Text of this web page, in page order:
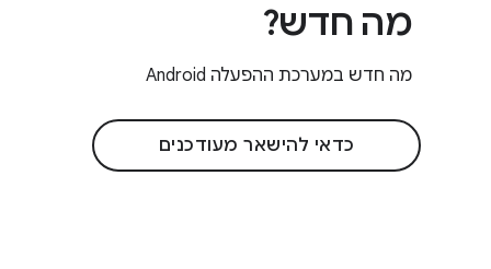
מה חדש?
מה חדש במערכת ההפעלה Android
כדאי להישאר מעודכנים